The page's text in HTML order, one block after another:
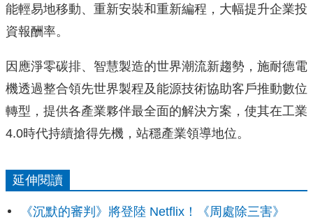
能輕易地移動、重新安裝和重新編程，大幅提升企業投
資報酬率。
因應淨零碳排、智慧製造的世界潮流新趨勢，施耐德電
機透過整合領先世界製程及能源技術協助客戶推動數位
轉型，提供各產業夥伴最全面的解決方案，使其在工業
4.0時代持續搶得先機，站穩產業領導地位。
延伸閱讀
《沉默的審判》將登陸 Netflix！《周處除三害》